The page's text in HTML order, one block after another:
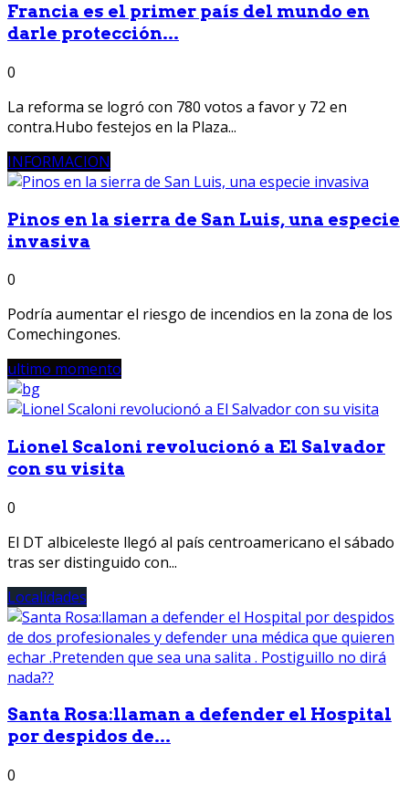
Francia es el primer país del mundo en
darle protección...
0
La reforma se logró con 780 votos a favor y 72 en
contra.Hubo festejos en la Plaza...
INFORMACION
Pinos en la sierra de San Luis, una especie
invasiva
0
Podría aumentar el riesgo de incendios en la zona de los
Comechingones.
ultimo momento
Lionel Scaloni revolucionó a El Salvador
con su visita
0
El DT albiceleste llegó al país centroamericano el sábado
tras ser distinguido con...
Localidades
Santa Rosa:llaman a defender el Hospital
por despidos de...
0